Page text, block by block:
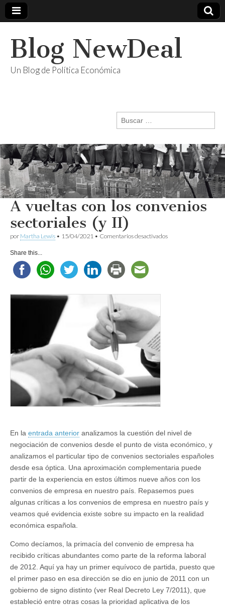
Blog NewDeal
Un Blog de Política Económica
Buscar:
A vueltas con los convenios
sectoriales (y II)
por Martha Lewis • 15/04/2021 • Comentarios desactivadosen
Share this...
En la entrada anterior analizamos la cuestión del nivel de
negociación de convenios desde el punto de vista económico, y
analizamos el particular tipo de convenios sectoriales españoles
desde esa óptica. Una aproximación complementaria puede
partir de la experiencia en estos últimos nueve años con los
convenios de empresa en nuestro país. Repasemos pues
algunas críticas a los convenios de empresa en nuestro país y
veamos qué evidencia existe sobre su impacto en la realidad
económica española.
Como decíamos, la primacía del convenio de empresa ha
recibido críticas abundantes como parte de la reforma laboral
de 2012. Aquí ya hay un primer equívoco de partida, puesto que
el primer paso en esa dirección se dio en junio de 2011 con un
gobierno de signo distinto (ver Real Decreto Ley 7/2011), que
estableció entre otras cosas la prioridad aplicativa de los